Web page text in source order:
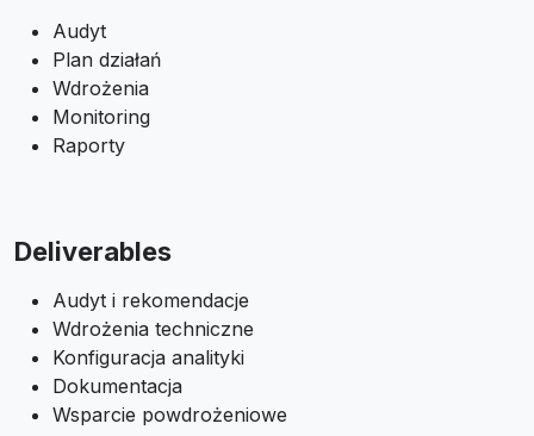
Audyt
Plan działań
Wdrożenia
Monitoring
Raporty
Deliverables
Audyt i rekomendacje
Wdrożenia techniczne
Konfiguracja analityki
Dokumentacja
Wsparcie powdrożeniowe